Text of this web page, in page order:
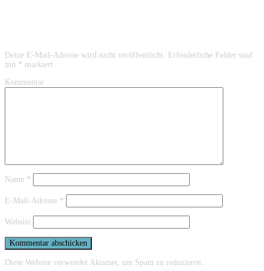
Deine E-Mail-Adresse wird nicht veröffentlicht. Erforderliche Felder sind
mit * markiert
Kommentar
Name *
E-Mail-Adresse *
Website
Diese Website verwendet Akismet, um Spam zu reduzieren.